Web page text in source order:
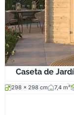
Caseta de
298 x 298 cm 7,4 m²